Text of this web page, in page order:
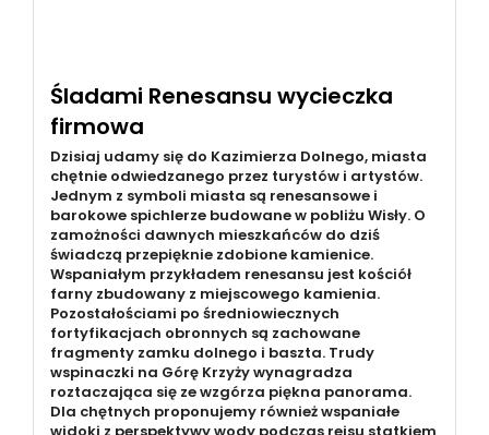
Śladami Renesansu wycieczka
firmowa
Dzisiaj udamy się do Kazimierza Dolnego, miasta
chętnie odwiedzanego przez turystów i artystów.
Jednym z symboli miasta są renesansowe i
barokowe spichlerze budowane w pobliżu Wisły. O
zamożności dawnych mieszkańców do dziś
świadczą przepięknie zdobione kamienice.
Wspaniałym przykładem renesansu jest kościół
farny zbudowany z miejscowego kamienia.
Pozostałościami po średniowiecznych
fortyfikacjach obronnych są zachowane
fragmenty zamku dolnego i baszta. Trudy
wspinaczki na Górę Krzyży wynagradza
roztaczająca się ze wzgórza piękna panorama.
Dla chętnych proponujemy również wspaniałe
widoki z perspektywy wody podczas rejsu statkiem